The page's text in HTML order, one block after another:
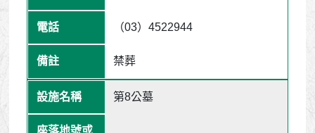
（03）4522944
禁葬
第8公墓